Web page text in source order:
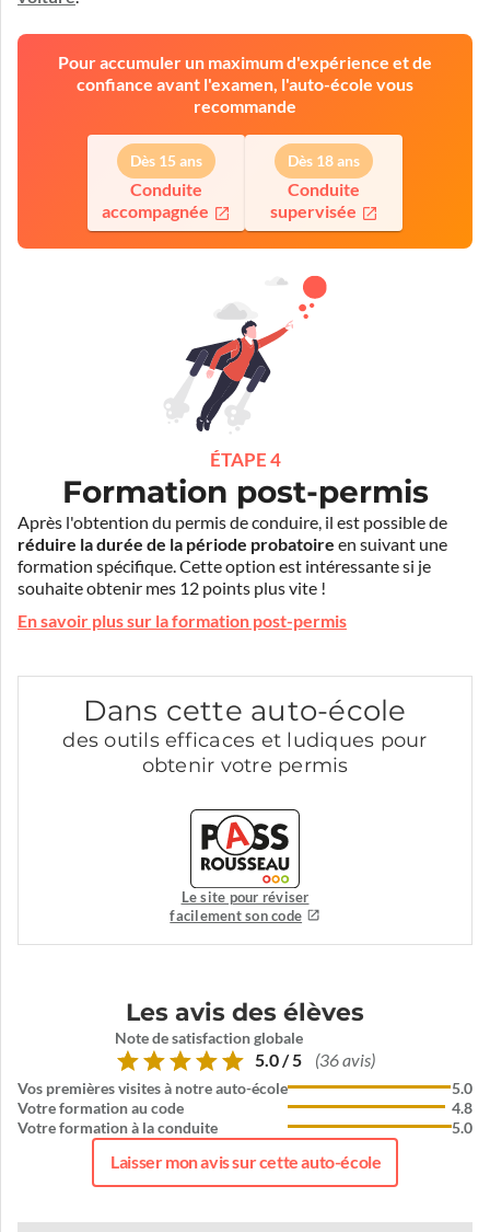
Pour accumuler un maximum d'expérience et de
confiance avant l'examen, l'auto-école vous
recommande
Dès 15 ans
Conduite
accompagnée
Dès 18 ans
Conduite
supervisée
ÉTAPE 4
Formation post-permis
Après l'obtention du permis de conduire, il est possible de
réduire la durée de la période probatoire en suivant une
formation spécifique. Cette option est intéressante si je
souhaite obtenir mes 12 points plus vite !
En savoir plus sur la formation post-permis
Dans cette auto-école
des outils efficaces et ludiques pour
obtenir votre permis
Le site pour réviser
facilement son code
Les avis des élèves
Note de satisfaction globale
5.0 / 5 (36 avis)
Vos premières visites à notre auto-école
Votre formation au code
Votre formation à la conduite
5.0
4.8
5.0
Laisser mon avis sur cette auto-école